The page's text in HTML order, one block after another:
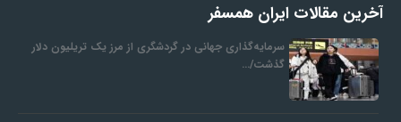
آخرین مقالات ایران همسفر
سرمایه‌گذاری جهانی در گردشگری از مرز یک تریلیون دلار
گذشت/…